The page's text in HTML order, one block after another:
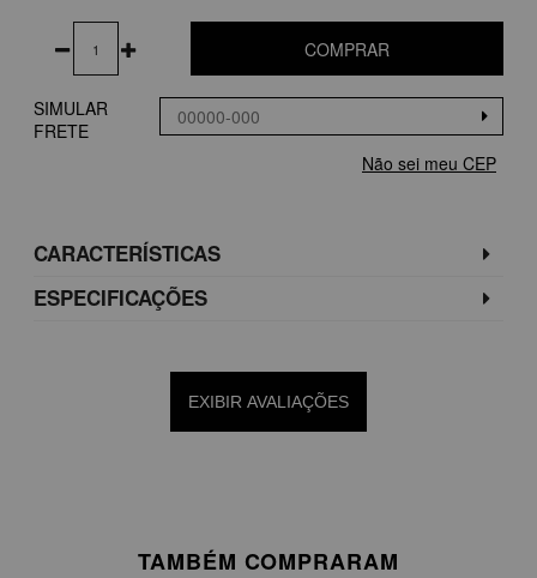
COMPRAR
SIMULAR
FRETE
Não sei meu CEP
CARACTERÍSTICAS
ESPECIFICAÇÕES
EXIBIR AVALIAÇÕES
TAMBÉM COMPRARAM